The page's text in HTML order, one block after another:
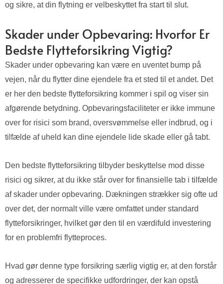
og sikre, at din flytning er velbeskyttet fra start til slut.
Skader under Opbevaring: Hvorfor Er
Bedste Flytteforsikring Vigtig?
Skader under opbevaring kan være en uventet bump på
vejen, når du flytter dine ejendele fra et sted til et andet. Det
er her den bedste flytteforsikring kommer i spil og viser sin
afgørende betydning. Opbevaringsfaciliteter er ikke immune
over for risici som brand, oversvømmelse eller indbrud, og i
tilfælde af uheld kan dine ejendele lide skade eller gå tabt.
Den bedste flytteforsikring tilbyder beskyttelse mod disse
risici og sikrer, at du ikke står over for finansielle tab i tilfælde
af skader under opbevaring. Dækningen strækker sig ofte ud
over det, der normalt ville være omfattet under standard
flytteforsikringer, hvilket gør den til en værdifuld investering
for en problemfri flytteproces.
Hvad gør denne type forsikring særlig vigtig er, at den forstår
og adresserer de specifikke udfordringer, der kan opstå